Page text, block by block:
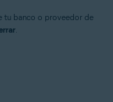
tu banco o proveedor de
.